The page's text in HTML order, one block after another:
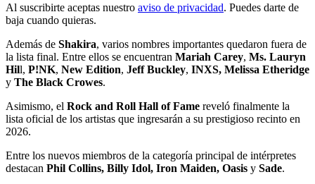
Al suscribirte aceptas nuestro aviso de privacidad. Puedes darte de
baja cuando quieras.
Además de Shakira, varios nombres importantes quedaron fuera de
la lista final. Entre ellos se encuentran Mariah Carey, Ms. Lauryn
Hill, P!NK, New Edition, Jeff Buckley, INXS, Melissa Etheridge
y The Black Crowes.
Asimismo, el Rock and Roll Hall of Fame reveló finalmente la
lista oficial de los artistas que ingresarán a su prestigioso recinto en
2026.
Entre los nuevos miembros de la categoría principal de intérpretes
destacan Phil Collins, Billy Idol, Iron Maiden, Oasis y Sade.